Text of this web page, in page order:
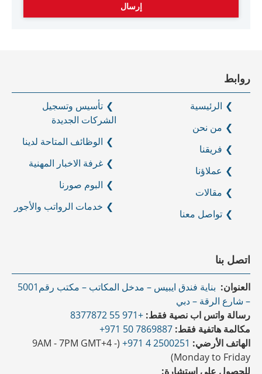
روابط
الرئيسية
من نحن
فريقنا
مقالات
تأسيس وتسجيل
الشركات الجديدة
الوظائف المتاحة لدينا
غرفة الاخبار المهنية
البوم صورنا
اتصل بنا
العنوان:
– شارع الرقة – دبي
رسالة واتس اب نصية فقط: +971 55 8377872
مكالمة هاتفية فقط:7869887 50 971+